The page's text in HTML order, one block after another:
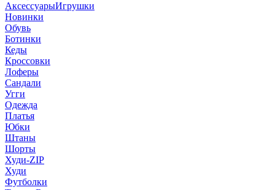
АксессуарыИгрушки
Новинки
Обувь
Ботинки
Кеды
Кроссовки
Лоферы
Сандали
Угги
Одежда
Платья
Юбки
Штаны
Шорты
Худи-ZIP
Худи
Футболки